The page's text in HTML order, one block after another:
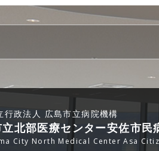
行政法人 広島市立病院機構
北部医療センター安佐市民
City North Medical Center Asa